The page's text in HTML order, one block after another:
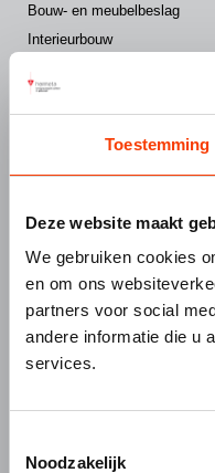
Toestemming
Deze website maakt
We gebruiken cookies
en om ons
partners voor social
andere informatie die u
services.
Noodzakelijk
Bouw- en meubelbeslag
Interieurbouw
Over Hermeta
Lockers & garderobekasten
Sanitaire scheidingswanden
Maatwerk interieurbouw
Engineering en 3D tekenen